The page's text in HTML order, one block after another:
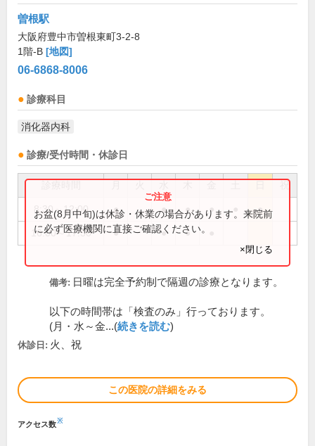
曽根駅
大阪府豊中市曽根東町3-2-8
1階-B [地図]
06-6868-8006
診療科目
消化器内科
診療/受付時間・休診日
祝
8:30～12:00 ● ● ● ● ●
16:00～17:30 ● ● ●
お盆(8月中旬)は休診・休業の場合があります。来院前
に必ず医療機関に直接ご確認ください。
×閉じる
備考: 日曜は完全予約制で隔週の診療となります。
以下の時間帯は「検査のみ」行っております。
(月・水～金...(続きを読む)
休診日: 火、祝
この医院の詳細をみる
アクセス数※